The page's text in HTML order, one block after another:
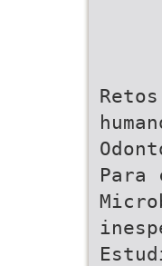
Para